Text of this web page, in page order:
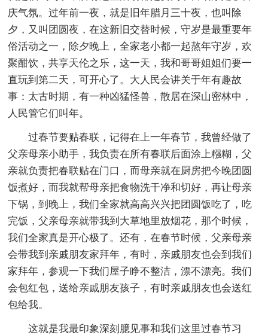
庆气氛。过年前一夜，就是旧年腊月三十夜，也叫除
夕，又叫团圆夜，在这新旧交替时候，守岁是最重要年
俗活动之一，除夕晚上，全家老小都一起熬年守岁，欢
聚酣饮，共享天伦之乐，这一天，我和哥哥姐姐们要一
直玩到第二天，可开心了。大人民会讲关于年有趣故
事：太古时期，有一种凶猛怪兽，散居在深山密林中，
人民管它们叫年。
过春节要贴春联，记得在上一年春节，我曾经做了
父亲母亲小助手，我负责在所有春联后面涂上糨糊，父
亲就负责把春联贴在门口，而母亲就在厨房把今晚团圆
饭煮好，而我就帮母亲把食物洗干净和切好，再让母亲
下锅，到晚上，我们全家就高高兴兴把团圆饭吃了，吃
完饭，父亲母亲就带我到大草地里放烟花，那个时候，
我们全家真是开心极了。还有，在春节时候，父亲母亲
会带我到亲戚朋友家拜年，有时，亲戚朋友也会到我们
家拜年，参观一下我们屋子睁不整洁，漂不漂亮。我们
会包红包，送给亲戚朋友孩子，有时亲戚朋友也会送红
包给我。
这就是我最印象深刻臆见事和我们这里过春节习